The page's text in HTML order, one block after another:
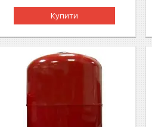
Купити